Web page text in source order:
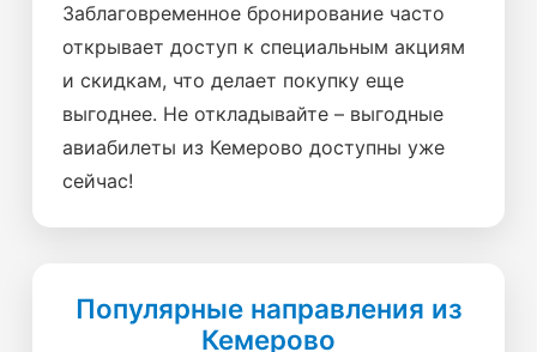
Заблаговременное бронирование часто
открывает доступ к специальным акциям
и скидкам, что делает покупку еще
выгоднее. Не откладывайте – выгодные
авиабилеты из Кемерово доступны уже
сейчас!
Популярные направления из
Кемерово